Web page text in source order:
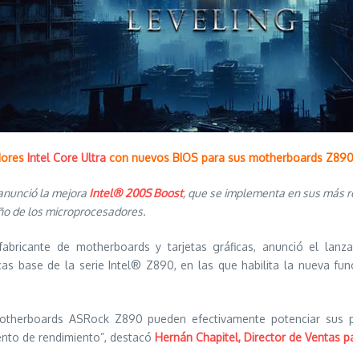
Intel Core Ultra con nuevos BIOS para sus motherboards Z890
la mejora Intel® 200S Boost, que se implementa en sus más
de los microprocesadores.
de motherboards y tarjetas gráficas, anunció el
base de la serie Intel® Z890, en las que habilita la nueva
ASRock Z890 pueden efectivamente potenciar
de rendimiento”, destacó Hernán Chapitel, Director de Ventas